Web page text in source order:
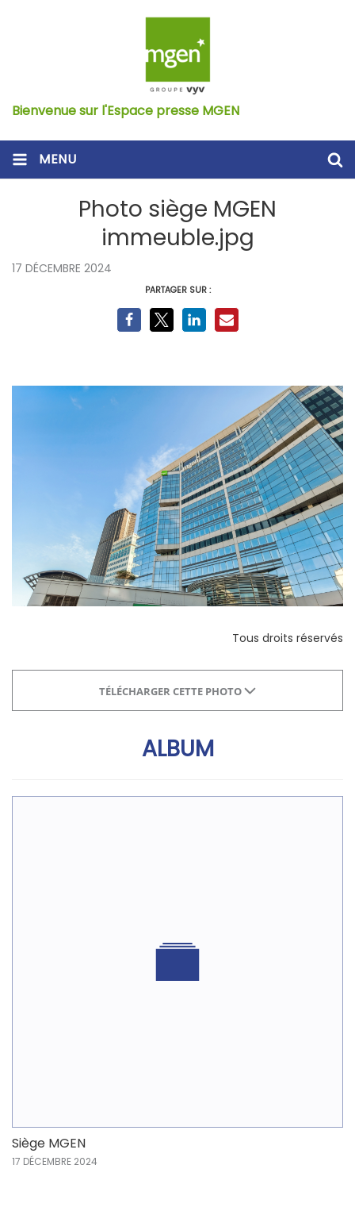
Bienvenue sur l'Espace presse MGEN
MENU
Photo siège MGEN
immeuble.jpg
17 DÉCEMBRE 2024
PARTAGER SUR :
Tous droits réservés
TÉLÉCHARGER CETTE PHOTO
ALBUM
Siège MGEN
17 DÉCEMBRE 2024